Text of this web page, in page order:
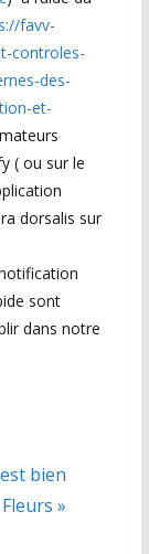
favv-
controles-
des-
et-
( ou sur le
dorsalis sur
sont
dans notre
bien
»